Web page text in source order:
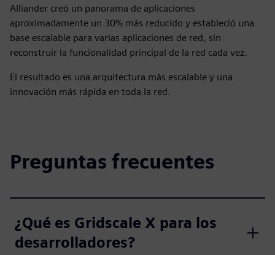
Alliander creó un panorama de aplicaciones
aproximadamente un 30% más reducido y estableció una
base escalable para varias aplicaciones de red, sin
reconstruir la funcionalidad principal de la red cada vez.
El resultado es una arquitectura más escalable y una
innovación más rápida en toda la red.
Preguntas frecuentes
¿Qué es Gridscale X para los
desarrolladores?